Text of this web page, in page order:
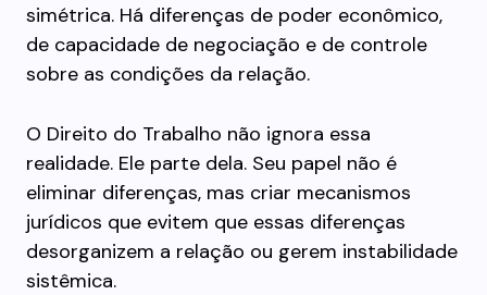
simétrica. Há diferenças de poder econômico,
de capacidade de negociação e de controle
sobre as condições da relação.
O Direito do Trabalho não ignora essa
realidade. Ele parte dela. Seu papel não é
eliminar diferenças, mas criar mecanismos
jurídicos que evitem que essas diferenças
desorganizem a relação ou gerem instabilidade
sistêmica.